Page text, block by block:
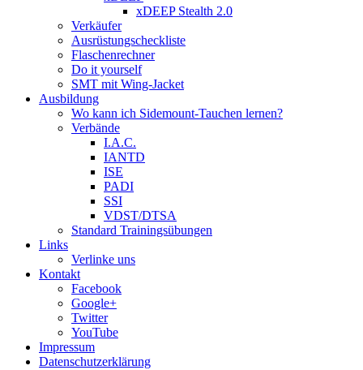
xDEEP Stealth 2.0
Verkäufer
Ausrüstungscheckliste
Flaschenrechner
Do it yourself
SMT mit Wing-Jacket
Ausbildung
Wo kann ich Sidemount-Tauchen lernen?
Verbände
I.A.C.
IANTD
ISE
PADI
SSI
VDST/DTSA
Standard Trainingsübungen
Links
Verlinke uns
Kontakt
Facebook
Google+
Twitter
YouTube
Impressum
Datenschutzerklärung